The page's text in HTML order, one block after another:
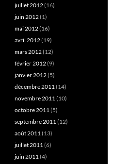
juillet 2012(16)
juin 2012(1)
mai 2012(16)
avril 2012(19)
mars 2012(12)
février 2012(9)
janvier 2012(5)
décembre 2011(14)
novembre 2011(10)
octobre 2011(5)
septembre 2011(12)
août 2011(13)
juillet 2011(6)
juin 2011(4)